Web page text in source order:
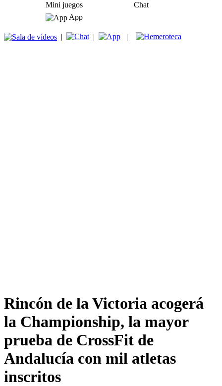
Mini juegos
Chat
App
| | |
Rincón de la Victoria acogerá
la Championship, la mayor
prueba de CrossFit de
Andalucía con mil atletas
inscritos